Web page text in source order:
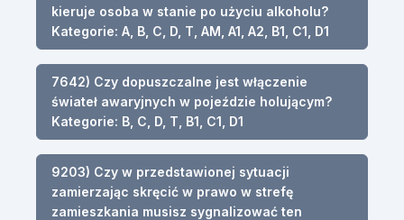
kieruje osoba w stanie po użyciu alkoholu?
Kategorie: A, B, C, D, T, AM, A1, A2, B1, C1, D1
7642) Czy dopuszczalne jest włączenie
świateł awaryjnych w pojeździe holującym?
Kategorie: B, C, D, T, B1, C1, D1
9203) Czy w przedstawionej sytuacji
zamierzając skręcić w prawo w strefę
zamieszkania musisz sygnalizować ten